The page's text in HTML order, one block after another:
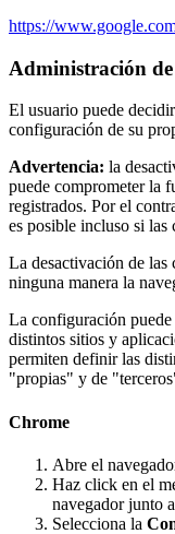
https://
Administración
El usuario puede
configuración de su
Advertencia: la
puede comprometer la
registrados. Por el
es posible incluso si las
La desactivación de
ninguna manera la
La configuración puede
distintos sitios y
permiten definir las
"propias" y de
Chrome
Abre el
Haz click en el
navegador junto
Selecciona la